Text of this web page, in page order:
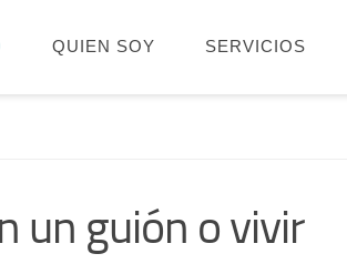
QUIEN SOY SERVICIOS
un guión o vivir